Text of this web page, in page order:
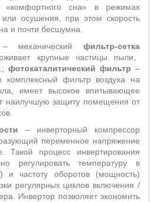
«комфортного сна» в режимах
осушения, при этом скорость
и почти бесшумна.
механический фильтр-сетка
крупные частицы пыли,
фотокаталитический фильтр –
комплексный фильтр воздуха на
имеет высокое впитывающее
наилучшую защиту помещения от
.
– инверторный компрессор
переменное напряжение
Такой процесс инвертирования
регулировать температуру в
частоту оборотов (мощность)
регулярных циклов включения /
Инвертор позволяет экономить